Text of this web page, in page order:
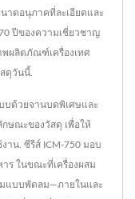
าดอนุภาคที่ละเอียดและ
ปีของความเชี่ยวชาญ
พผลิตภัณฑ์เครื่องเทศ
ดุวันนี้.
บด้วยจานบดพิเศษและ
ษณะของวัสดุ เพื่อให้
าน. ซีรีส์ ICM-750 มอบ
ร ในขณะที่เครื่องผสม
แบบพัดลม—ภายในและ